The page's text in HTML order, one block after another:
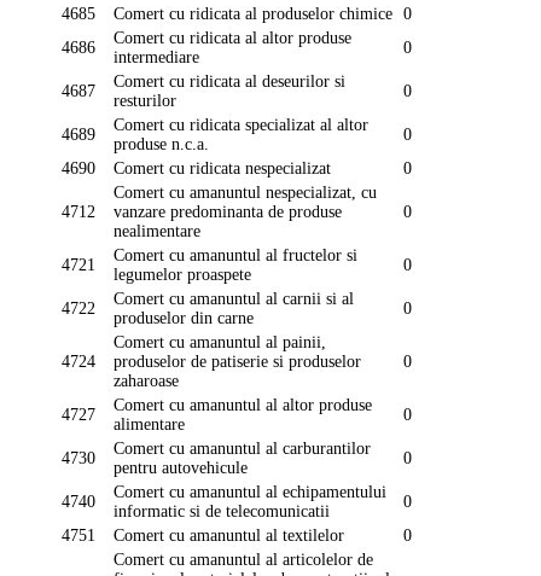
4685 Comert cu ridicata al produselor chimice 0
4686
Comert cu ridicata al altor produse
intermediare
0
4687
Comert cu ridicata al deseurilor si
resturilor
0
4689
Comert cu ridicata specializat al altor
produse n.c.a.
0
4690
Comert cu ridicata nespecializat 0
4712
Comert cu amanuntul nespecializat, cu
vanzare predominanta de produse
nealimentare
0
4721
Comert cu amanuntul al fructelor si
legumelor proaspete
0
4722
Comert cu amanuntul al carnii si al
produselor din carne
0
4724
Comert cu amanuntul al painii,
produselor de patiserie si produselor
zaharoase
0
4727
Comert cu amanuntul al altor produse
alimentare
0
4730
Comert cu amanuntul al carburantilor
pentru autovehicule
0
4740
Comert cu amanuntul al echipamentului
informatic si de telecomunicatii
0
4751
Comert cu amanuntul al textilelor
0
Comert cu amanuntul al articolelor de